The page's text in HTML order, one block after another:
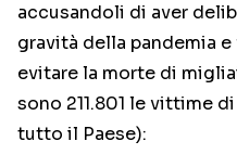
accusandoli di aver
gravità della pandemia
evitare la morte di
sono 211.801 le vittime
tutto il Paese):